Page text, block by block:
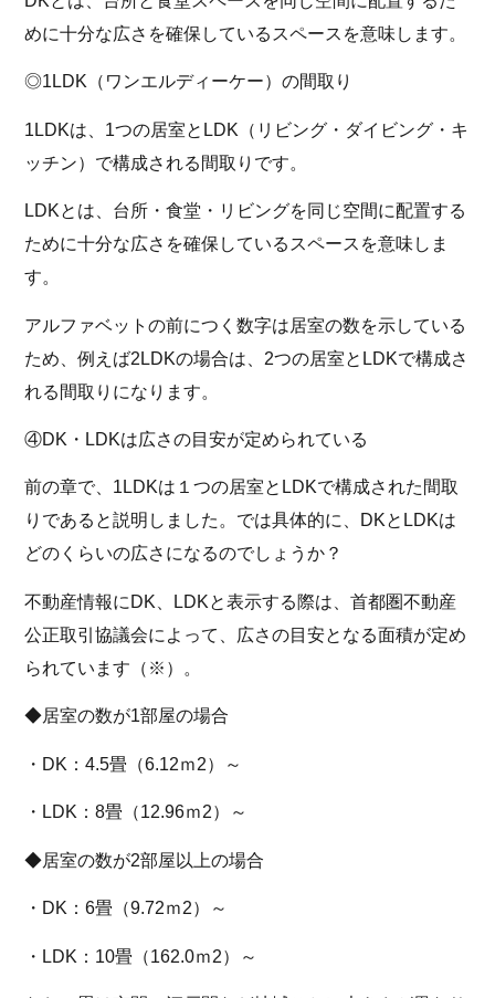
めに十分な広さを確保しているスペースを意味します。
◎1LDK（ワンエルディーケー）の間取り
1LDKは、1つの居室とLDK（リビング・ダイビング・キ
ッチン）で構成される間取りです。
LDKとは、台所・食堂・リビングを同じ空間に配置する
ために十分な広さを確保しているスペースを意味しま
す。
アルファベットの前につく数字は居室の数を示している
ため、例えば2LDKの場合は、2つの居室とLDKで構成さ
れる間取りになります。
④DK・LDKは広さの目安が定められている
前の章で、1LDKは１つの居室とLDKで構成された間取
りであると説明しました。では具体的に、DKとLDKは
どのくらいの広さになるのでしょうか？
不動産情報にDK、LDKと表示する際は、首都圏不動産
公正取引協議会によって、広さの目安となる面積が定め
られています（※）。
◆居室の数が1部屋の場合
・DK：4.5畳（6.12ｍ2）～
・LDK：8畳（12.96ｍ2）～
◆居室の数が2部屋以上の場合
・DK：6畳（9.72ｍ2）～
・LDK：10畳（162.0ｍ2）～